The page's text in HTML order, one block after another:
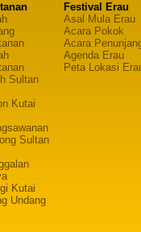
Sultan
Kutai
Sultan
Kutai
Undang
Festival Erau
Asal Mula Erau
Acara Pokok
Acara
Agenda Erau
Peta Lokasi